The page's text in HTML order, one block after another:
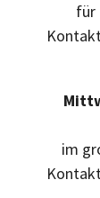
für
im